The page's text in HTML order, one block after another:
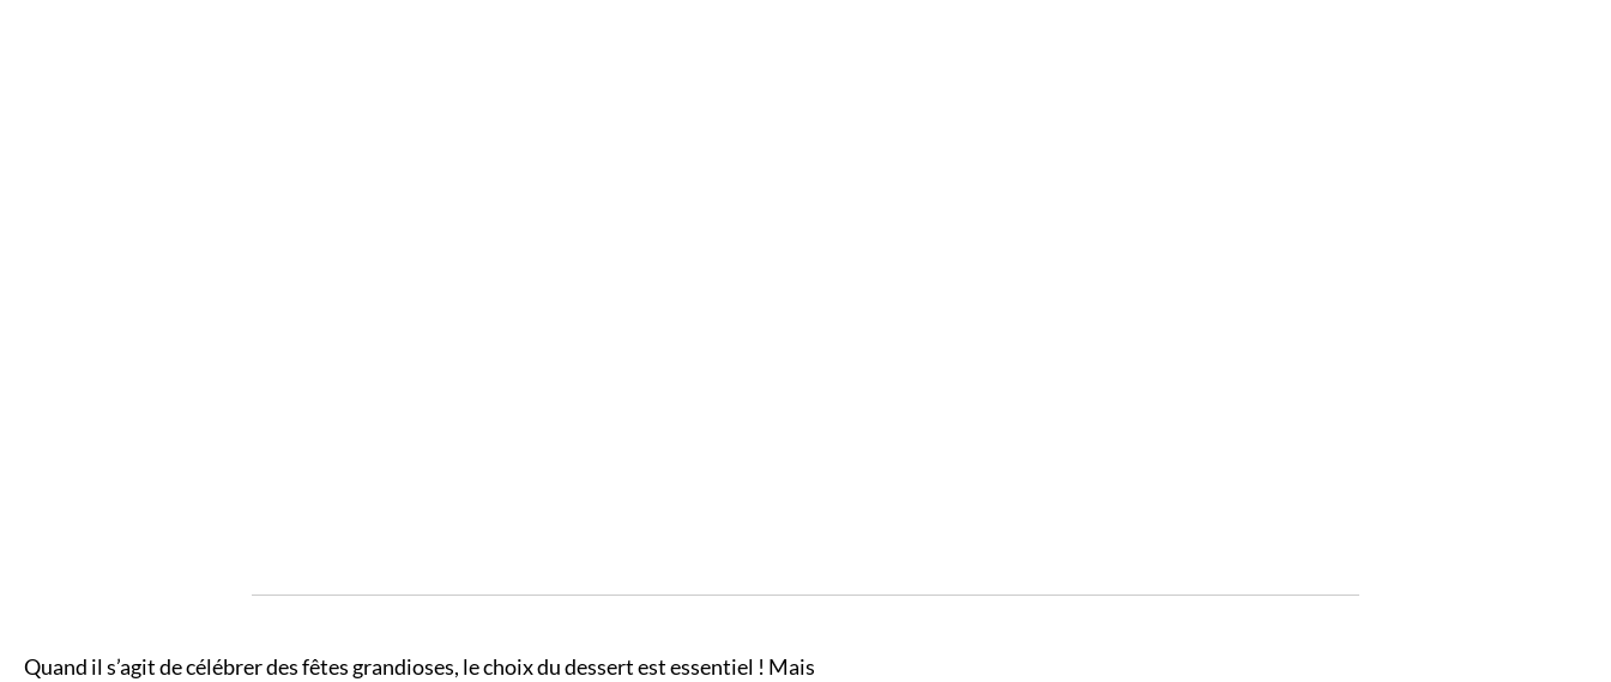
Quand il s’agit de célébrer des fêtes grandioses, le choix du dessert est essentiel ! Mais